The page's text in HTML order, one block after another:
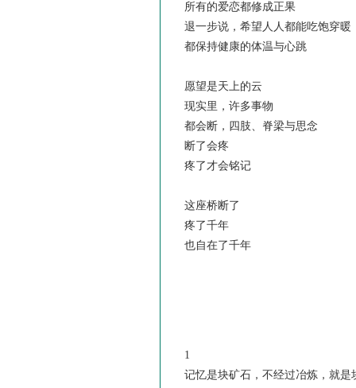
所有的爱恋都修成正果
退一步说，希望人人都能吃饱穿暖
都保持健康的体温与心跳
愿望是天上的云
现实里，许多事物
都会断，四肢、脊梁与思念
断了会疼
疼了才会铭记
这座桥断了
疼了千年
也自在了千年
1
记忆是块矿石，不经过冶炼，就是